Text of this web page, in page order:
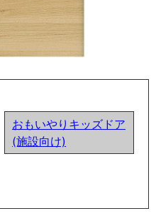
おもいやりキッズドア
(施設向け)